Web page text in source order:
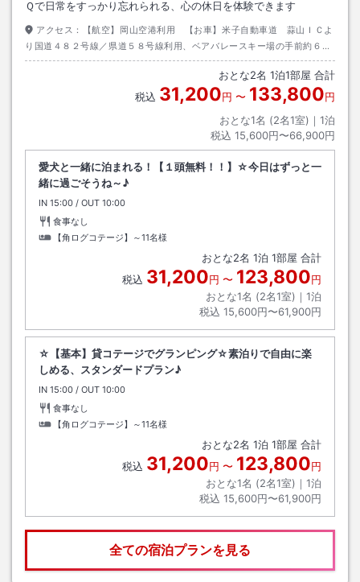
Ｑで日常をすっかり忘れられる、心の休日を体験できます
アクセス：
【航空】岡山空港利用 【お車】米子自動車道 蒜山ＩＣよ
り国道４８２号線／県道５８号線利用、ベアバレースキー場の手前約６０
０ｍを右折。
おとな2名 1泊1部屋 合計
税込 31,200円 〜 133,800円
おとな1名 (2名1室)｜ 1泊
税込 15,600円〜66,900円
愛犬と一緒に泊まれる！【１頭無料！！】☆今日はずっと一
緒に過ごそうね～♪
IN チェックイン
15:00 / OUT チェックアウト
10:00
食事なし
【角ログコテージ】～11名様
おとな2名 1泊 1部屋 合計
税込 31,200円 〜 123,800円
おとな1名 (2名1室)｜ 1泊
税込 15,600円〜61,900円
☆【基本】貸コテージでグランピング☆素泊りで自由に楽
しめる、スタンダードプラン♪
IN チェックイン
15:00 / OUT チェックアウト
10:00
食事なし
【角ログコテージ】～11名様
おとな2名 1泊 1部屋 合計
税込 31,200円 〜 123,800円
おとな1名 (2名1室)｜ 1泊
税込 15,600円〜61,900円
全ての宿泊プランを見る